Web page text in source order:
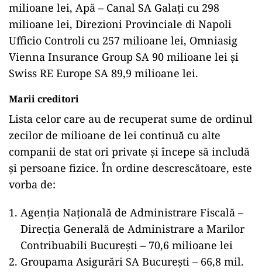
milioane lei, Apă – Canal SA Galați cu 298
milioane lei, Direzioni Provinciale di Napoli
Ufficio Controli cu 257 milioane lei, Omniasig
Vienna Insurance Group SA 90 milioane lei și
Swiss RE Europe SA 89,9 milioane lei.
Marii creditori
Lista celor care au de recuperat sume de ordinul
zecilor de milioane de lei continuă cu alte
companii de stat ori private și începe să includă
și persoane fizice. În ordine descrescătoare, este
vorba de:
Agenția Națională de Administrare Fiscală –
Direcția Generală de Administrare a Marilor
Contribuabili București – 70,6 milioane lei
Groupama Asigurări SA București – 66,8 mil.